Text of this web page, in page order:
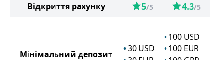
Відкриття рахунку
5/5 4.3/5
Мінімальний депозит
30 USD
100 USD
100 EUR